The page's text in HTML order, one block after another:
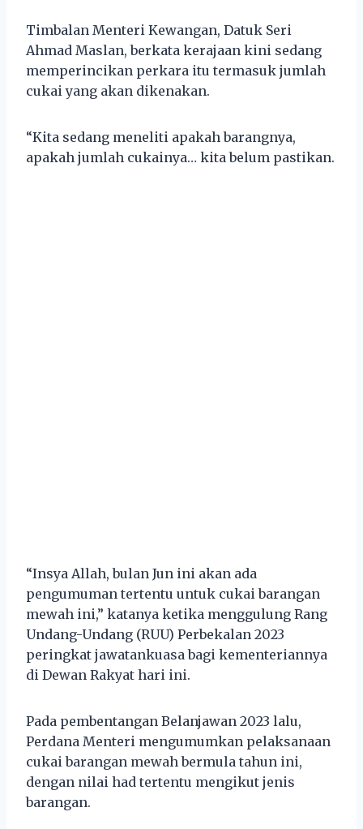
Timbalan Menteri Kewangan, Datuk Seri
Ahmad Maslan, berkata kerajaan kini sedang
memperincikan perkara itu termasuk jumlah
cukai yang akan dikenakan.
“Kita sedang meneliti apakah barangnya,
apakah jumlah cukainya… kita belum pastikan.
“Insya Allah, bulan Jun ini akan ada
pengumuman tertentu untuk cukai barangan
mewah ini,” katanya ketika menggulung Rang
Undang-Undang (RUU) Perbekalan 2023
peringkat jawatankuasa bagi kementeriannya
di Dewan Rakyat hari ini.
Pada pembentangan Belanjawan 2023 lalu,
Perdana Menteri mengumumkan pelaksanaan
cukai barangan mewah bermula tahun ini,
dengan nilai had tertentu mengikut jenis
barangan.